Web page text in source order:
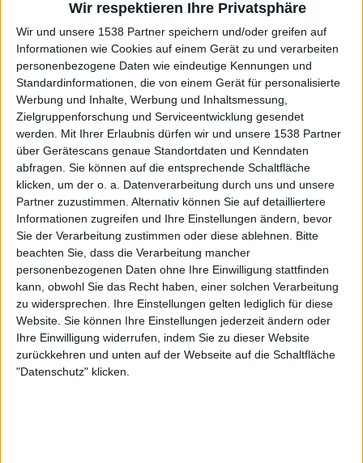
Wir respektieren Ihre Privatsphäre
Wir und unsere 1538 Partner speichern und/oder greifen auf
Informationen wie Cookies auf einem Gerät zu und verarbeiten
personenbezogene Daten wie eindeutige Kennungen und
Standardinformationen, die von einem Gerät für personalisierte
Werbung und Inhalte, Werbung und Inhaltsmessung,
Zielgruppenforschung und Serviceentwicklung gesendet
werden.
Mit Ihrer Erlaubnis dürfen wir und unsere 1538 Partner
über Gerätescans genaue Standortdaten und Kenndaten
abfragen. Sie können auf die entsprechende Schaltfläche
klicken, um der o. a. Datenverarbeitung durch uns und unsere
Partner zuzustimmen. Alternativ können Sie auf detailliertere
Informationen zugreifen und Ihre Einstellungen ändern, bevor
Sie der Verarbeitung zustimmen oder diese ablehnen.
Bitte
beachten Sie, dass die Verarbeitung mancher
personenbezogenen Daten ohne Ihre Einwilligung stattfinden
kann, obwohl Sie das Recht haben, einer solchen Verarbeitung
zu widersprechen. Ihre Einstellungen gelten lediglich für diese
Website. Sie können Ihre Einstellungen jederzeit ändern oder
Ihre Einwilligung widerrufen, indem Sie zu dieser Website
zurückkehren und unten auf der Webseite auf die Schaltfläche
"Datenschutz" klicken.
Kommentare
Sag Deine Meinung!
Aktuell